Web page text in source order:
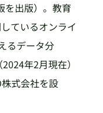
を出版）。教育
ているオンライ
るデータ分
年2月現在）
式会社を設